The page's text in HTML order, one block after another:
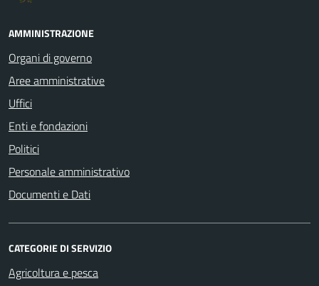
AMMINISTRAZIONE
Organi di governo
Aree amministrative
Uffici
Enti e fondazioni
Politici
Personale amministrativo
Documenti e Dati
CATEGORIE DI SERVIZIO
Agricoltura e pesca